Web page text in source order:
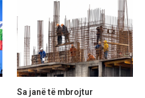
Sa janë të mbrojtur